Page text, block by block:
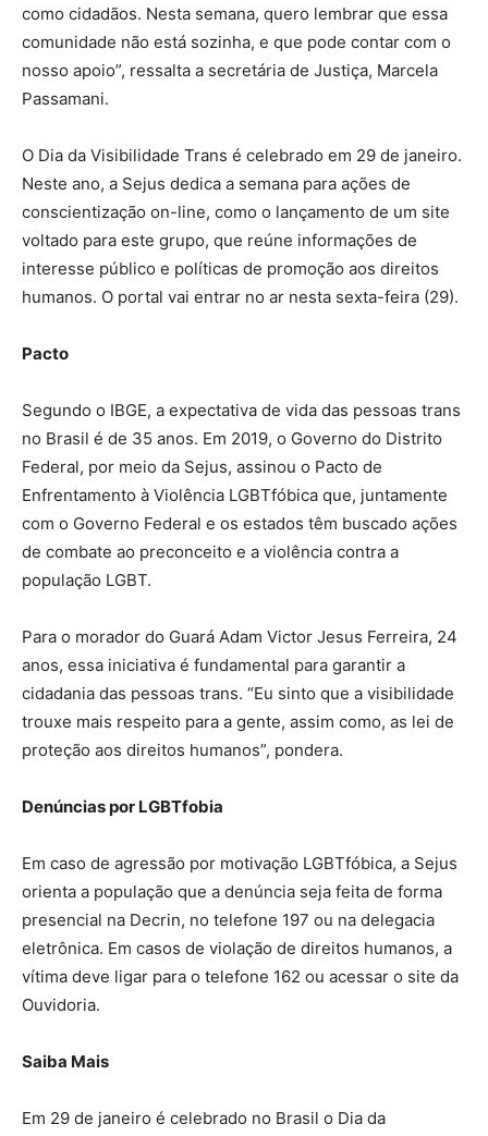
como cidadãos. Nesta semana, quero lembrar que essa
comunidade não está sozinha, e que pode contar com o
nosso apoio”, ressalta a secretária de Justiça, Marcela
Passamani.
O Dia da Visibilidade Trans é celebrado em 29 de janeiro.
Neste ano, a Sejus dedica a semana para ações de
conscientização on-line, como o lançamento de um site
voltado para este grupo, que reúne informações de
interesse público e políticas de promoção aos direitos
humanos. O portal vai entrar no ar nesta sexta-feira (29).
Pacto
Segundo o IBGE, a expectativa de vida das pessoas trans
no Brasil é de 35 anos. Em 2019, o Governo do Distrito
Federal, por meio da Sejus, assinou o Pacto de
Enfrentamento à Violência LGBTfóbica que, juntamente
com o Governo Federal e os estados têm buscado ações
de combate ao preconceito e a violência contra a
população LGBT.
Para o morador do Guará Adam Victor Jesus Ferreira, 24
anos, essa iniciativa é fundamental para garantir a
cidadania das pessoas trans. “Eu sinto que a visibilidade
trouxe mais respeito para a gente, assim como, as lei de
proteção aos direitos humanos”, pondera.
Denúncias por LGBTfobia
Em caso de agressão por motivação LGBTfóbica, a Sejus
orienta a população que a denúncia seja feita de forma
presencial na Decrin, no telefone 197 ou na delegacia
eletrônica. Em casos de violação de direitos humanos, a
vítima deve ligar para o telefone 162 ou acessar o site da
Ouvidoria.
Saiba Mais
Em 29 de janeiro é celebrado no Brasil o Dia da